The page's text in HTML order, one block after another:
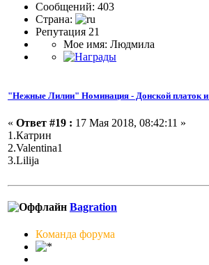
Сообщений: 403
Страна:
Репутация 21
Мое имя: Людмила
"Нежные Лилии" Номинация - Донской платок
« Ответ #19 : 17 Мая 2018, 08:42:11 »
1.Катрин
2.Valentina1
3.Lilija
Bagration
Команда форума